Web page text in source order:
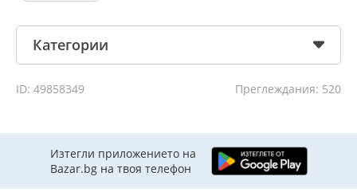
Категории
ID: 49858349 Преглеждания: 520
Изтегли приложението на
Bazar.bg на твоя телефон